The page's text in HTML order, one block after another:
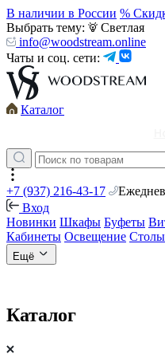
В наличии в России %
Выбрать тему:
Светлая
info@woodstream.online
Чаты и соц. сети:
Каталог
+7 (937) 216-43-17
Вход
Новинки Шкафы Буфеты
Кабинеты Освещение Столы
Ещё
Каталог